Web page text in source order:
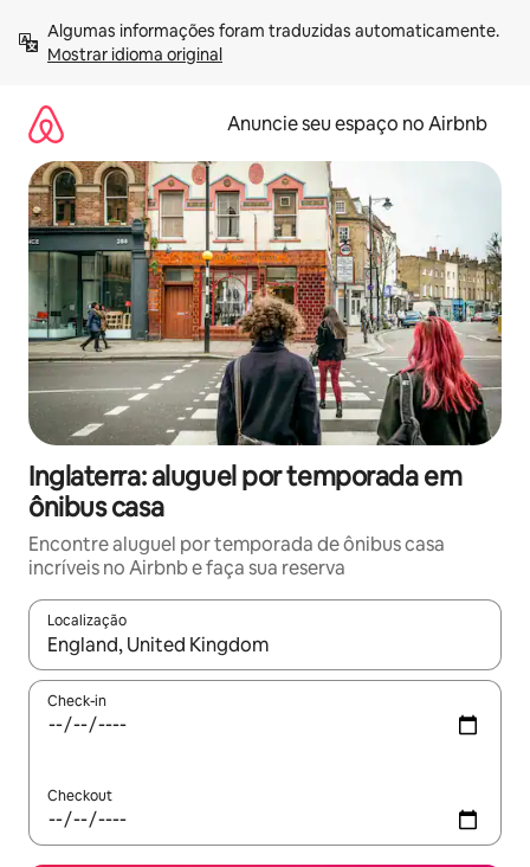
para
Mostrar idioma original
Anuncie seu espaço no Airbnb
Inglaterra: aluguel por temporada em
ônibus casa
Encontre aluguel por temporada de ônibus casa
incríveis no Airbnb e faça sua reserva
Localização
Quando os resultados estiverem disponíveis, explore-os
Check-in
Checkout